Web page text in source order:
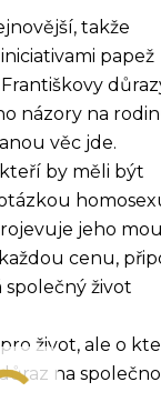
takže
papež
názory na
věc jde.
by měli být
jeho
cenu,
život
život, ale o
na